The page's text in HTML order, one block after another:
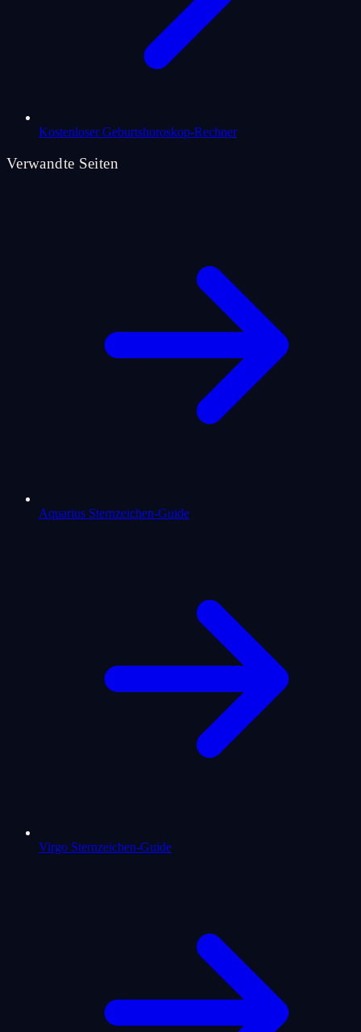
Kostenloser Geburtshoroskop-Rechner
Verwandte Seiten
Aquarius Sternzeichen-Guide
Virgo Sternzeichen-Guide